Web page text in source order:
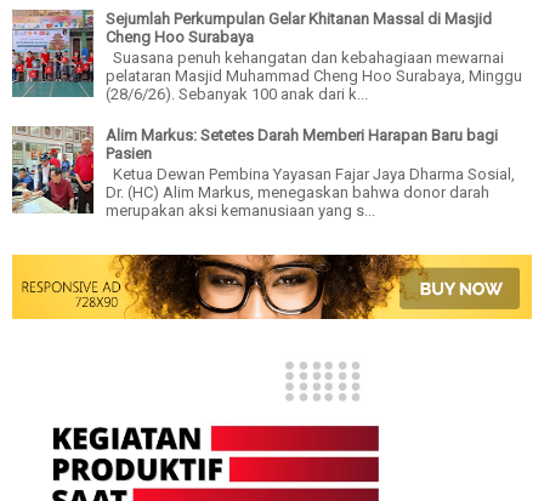
Sejumlah Perkumpulan Gelar Khitanan Massal di Masjid
Cheng Hoo Surabaya
Suasana penuh kehangatan dan kebahagiaan mewarnai
pelataran Masjid Muhammad Cheng Hoo Surabaya, Minggu
(28/6/26). Sebanyak 100 anak dari k...
Alim Markus: Setetes Darah Memberi Harapan Baru bagi
Pasien
Ketua Dewan Pembina Yayasan Fajar Jaya Dharma Sosial,
Dr. (HC) Alim Markus, menegaskan bahwa donor darah
merupakan aksi kemanusiaan yang s...